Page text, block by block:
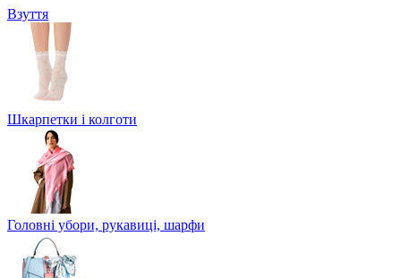
Взуття
Шкарпетки і колготи
Головні убори, рукавиці, шарфи